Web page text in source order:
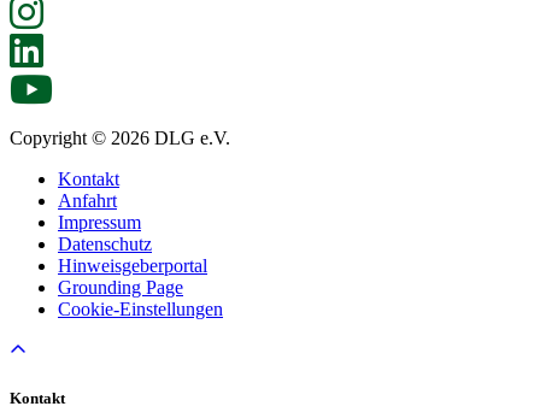
Copyright © 2026 DLG e.V.
Kontakt
Anfahrt
Impressum
Datenschutz
Hinweisgeberportal
Grounding Page
Cookie-Einstellungen
Kontakt